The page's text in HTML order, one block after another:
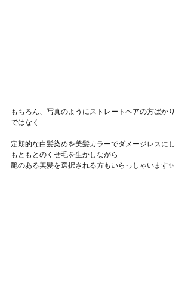
もちろん、写真のようにストレートヘアの方ばかり
ではなく
定期的な白髪染めを美髪カラーでダメージレスにし
もともとのくせ毛を生かしながら
艶のある美髪を選択される方もいらっしゃいます✨